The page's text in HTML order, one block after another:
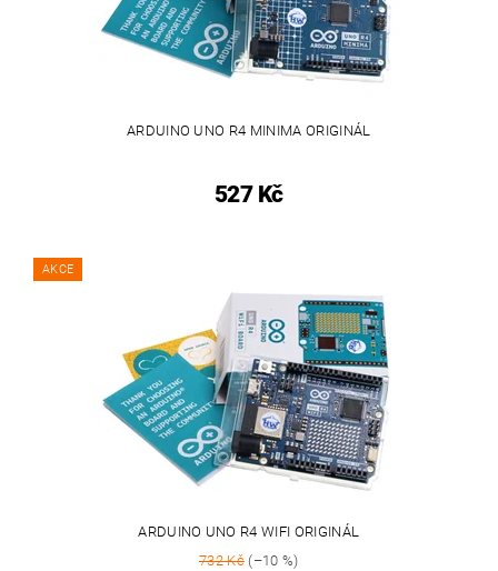
ARDUINO UNO R4 MINIMA ORIGINÁL
527 Kč
AKCE
ARDUINO UNO R4 WIFI ORIGINÁL
732 Kč(–10 %)